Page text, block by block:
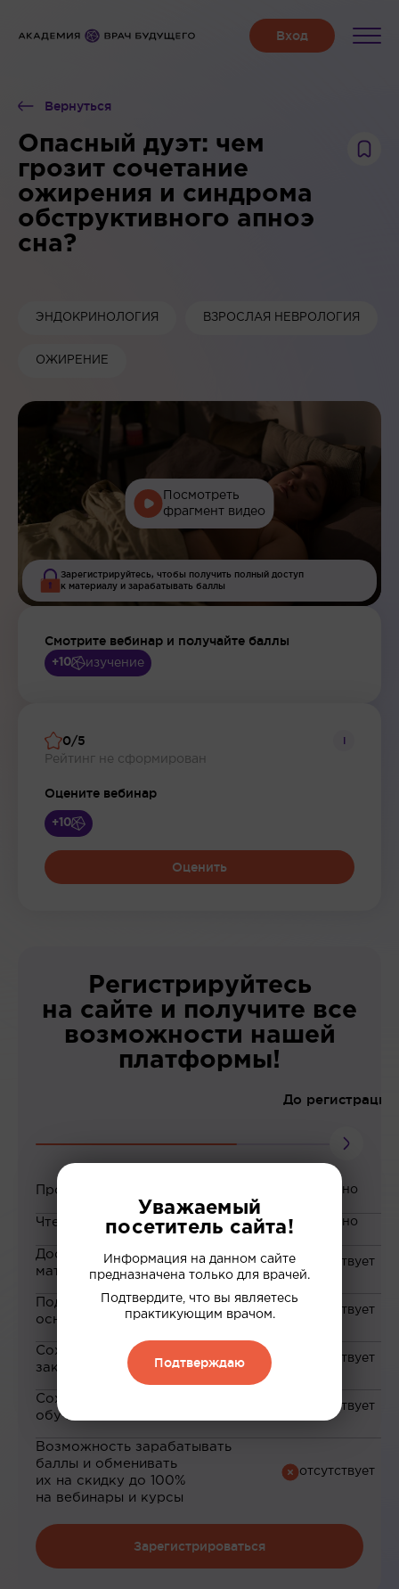
Вернуться
Опасный дуэт: чем
грозит сочетание
ожирения и синдрома
обструктивного апноэ
сна?
ЭНДОКРИНОЛОГИЯ ВЗРОСЛАЯ НЕВРОЛОГИЯ
ОЖИРЕНИЕ
Посмотреть
фрагмент видео
Зарегистрируйтесь, чтобы получить полный доступ
к материалу и зарабатывать баллы
Смотрите вебинар и получайте баллы
+10 изучение
0/5
Рейтинг не сформирован
i
Оцените вебинар
+10
Оценить
Регистрируйтесь
на сайте и получите все
возможности нашей
платформы!
До регистрации
Просмотр вебинаров
Чтение статей
Доступ к закрытым
материалам
Подборка материалов на
основе ваших интересов
Сохранение материалов в
закладки
Сохранение прогресса по
обучению
Возможность зарабатывать
баллы и обменивать
их на скидку до 100%
на вебинары и курсы
Зарегистрироваться
Уважаемый
посетитель сайта!
Информация на данном сайте
предназначена только для врачей.
Подтвердите, что вы являетесь
практикующим врачом.
Подтверждаю